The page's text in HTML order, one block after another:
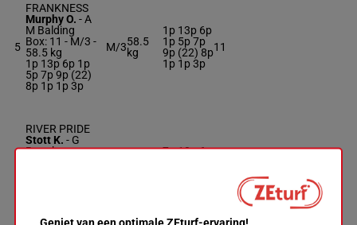
5
FRANKNESS
Murphy O. -A
M Balding
Box: 11 - M/3 -
58.5 kg
1p 13p 6p 1p
5p 7p 9p (22)
8p 1p 1p 3p
M/358.5
kg
1p 13p 6p
1p 5p 7p
9p (22) 8p
1p 1p 3p
11
RIVER PRIDE
Stott K. - G
Boughey
7p 13p 6p
Geniet van een optimale ZEturf-ervaring!